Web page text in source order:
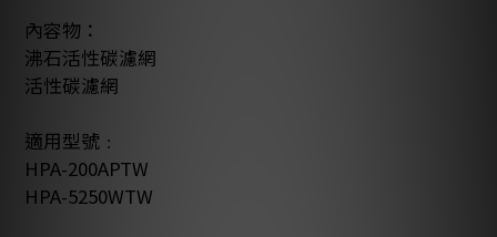
內容物：
沸石活性碳濾網
活性碳濾網
適用型號﹕
HPA-200APTW
HPA-5250WTW